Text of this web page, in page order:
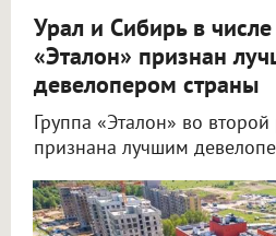
Урал и Сибирь в
«Эталон» признан
девелопером страны
Группа «Эталон» во
признана лучшим